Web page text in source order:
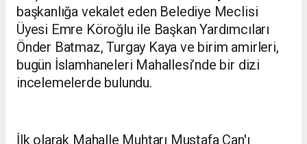
başkanlığa vekalet eden Belediye Meclisi
Üyesi Emre Köroğlu ile Başkan Yardımcıları
Önder Batmaz, Turgay Kaya ve birim amirleri,
bugün İslamhaneleri Mahallesi’nde bir dizi
incelemelerde bulundu.
İlk olarak Mahalle Muhtarı Mustafa Can'ı